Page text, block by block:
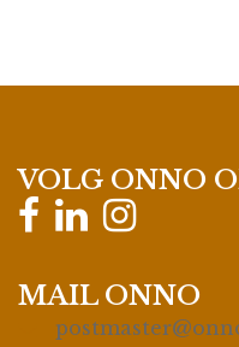
VOLG ONNO
MAIL ONNO